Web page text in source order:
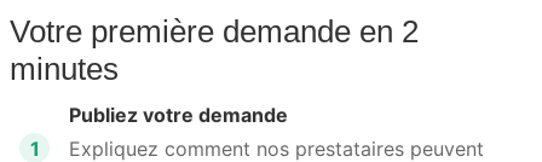
Votre première demande en 2
minutes
1
Publiez votre demande
Expliquez comment nos prestataires peuvent